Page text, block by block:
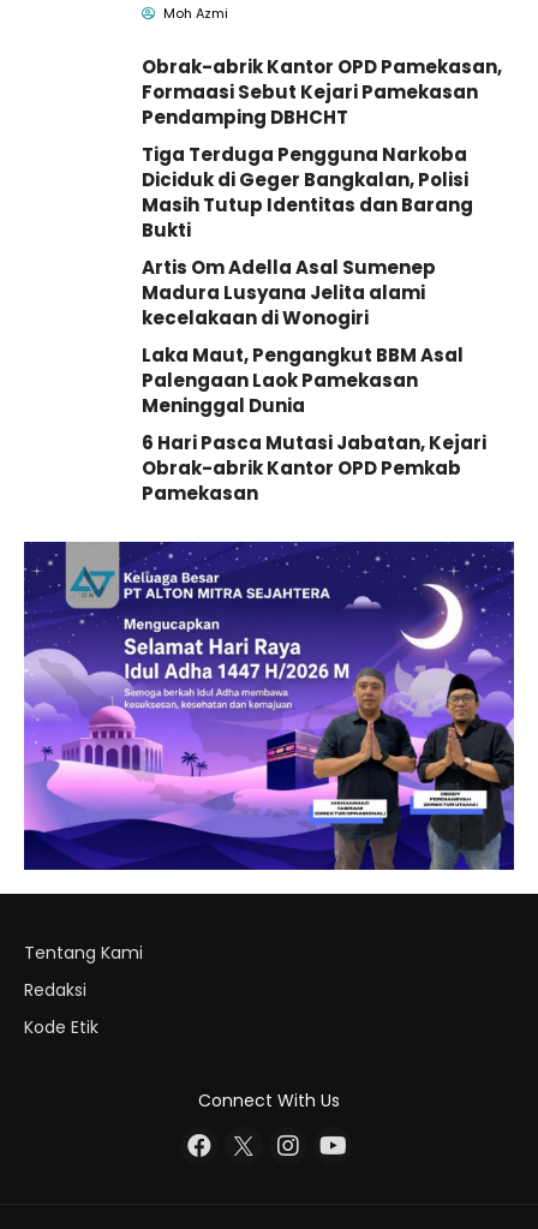
Moh Azmi
Obrak-abrik Kantor OPD Pamekasan,
Formaasi Sebut Kejari Pamekasan
Pendamping DBHCHT
Tiga Terduga Pengguna Narkoba
Diciduk di Geger Bangkalan, Polisi
Masih Tutup Identitas dan Barang
Bukti
Artis Om Adella Asal Sumenep
Madura Lusyana Jelita alami
kecelakaan di Wonogiri
Laka Maut, Pengangkut BBM Asal
Palengaan Laok Pamekasan
Meninggal Dunia
6 Hari Pasca Mutasi Jabatan, Kejari
Obrak-abrik Kantor OPD Pemkab
Pamekasan
Tentang Kami
Redaksi
Kode Etik
Connect With Us